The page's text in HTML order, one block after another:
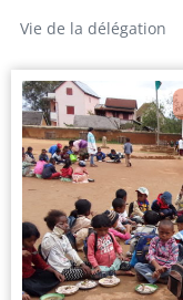
Vie de la délégation